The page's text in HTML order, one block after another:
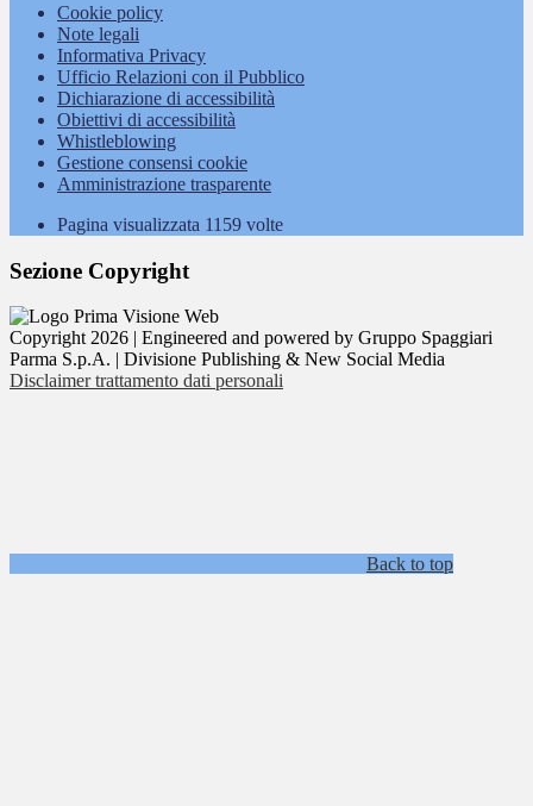
Cookie policy
Note legali
Informativa Privacy
Ufficio Relazioni con il Pubblico
Dichiarazione di accessibilità
Obiettivi di accessibilità
Whistleblowing
Gestione consensi cookie
Amministrazione trasparente
Pagina visualizzata 1159 volte
Sezione Copyright
Copyright 2026 | Engineered and powered by Gruppo Spaggiari
Parma S.p.A. | Divisione Publishing & New Social Media
Disclaimer trattamento dati personali
Back to top